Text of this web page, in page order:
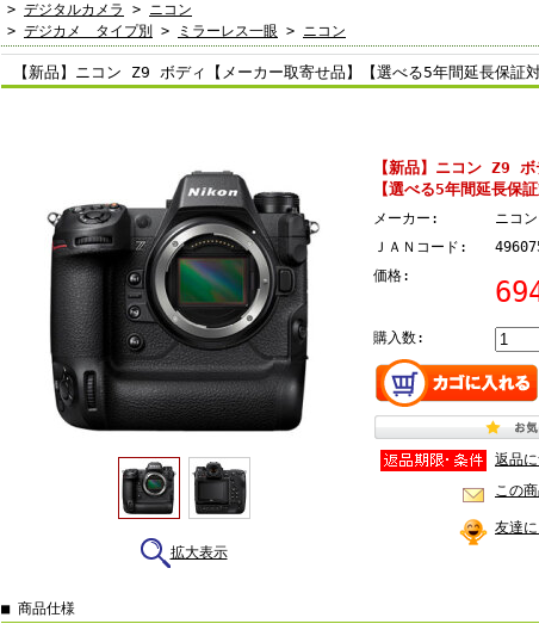
> デジタルカメラ > ニコン
> デジカメ タイプ別 > ミラーレス一眼 > ニコン
【新品】ニコン Z9 ボディ【メーカー取寄せ品】【選べる5年間延長保証対
拡大表示
【新品】ニコン Z9 ボ
【選べる5年間延長保
メーカー:
ニコン
ＪＡＮコード:
価格:
購入数:
返品
この
友達
■ 商品仕様